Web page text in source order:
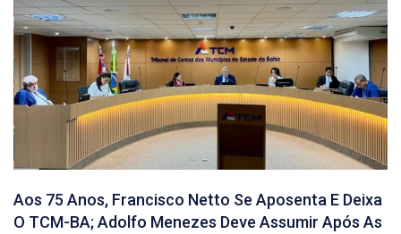
Aos 75 Anos, Francisco Netto Se Aposenta E Deixa
O TCM-BA; Adolfo Menezes Deve Assumir Após As